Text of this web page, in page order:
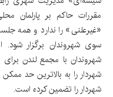
مقررات حاکم بر پارلمان
«غیرعلنی» را ندارد و همه
سوی شهروندان برگزار
شهروندان با مجمع لندن برای
شهردار را به بالاترین حد
شهردار را تضمین کرده است.